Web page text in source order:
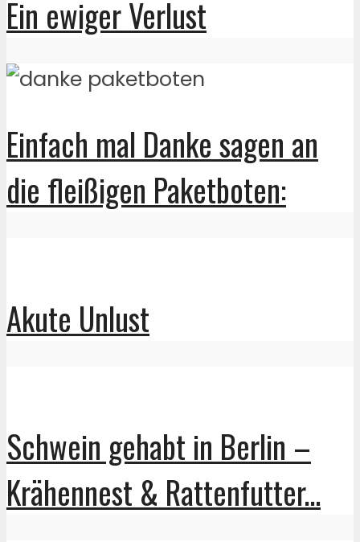
Ein ewiger Verlust
Einfach mal Danke sagen an
die fleißigen Paketboten:
Akute Unlust
Schwein gehabt in Berlin –
Krähennest & Rattenfutter...